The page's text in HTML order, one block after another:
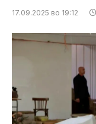
17.09.2025 во 19:12